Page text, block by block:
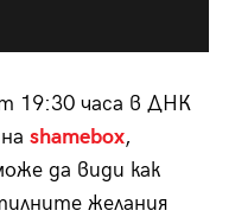
19:30 часа в ДНК
shamebox,
да види как
желания